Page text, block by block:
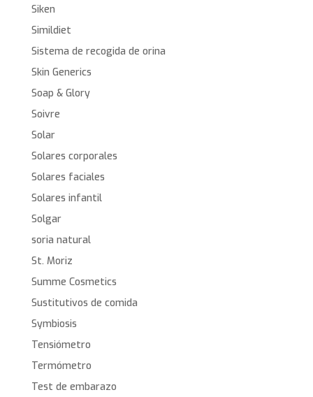
Siken
Simildiet
Sistema de recogida de orina
Skin Generics
Soap & Glory
Soivre
Solar
Solares corporales
Solares faciales
Solares infantil
Solgar
soria natural
St. Moriz
Summe Cosmetics
Sustitutivos de comida
Symbiosis
Tensiómetro
Termómetro
Test de embarazo